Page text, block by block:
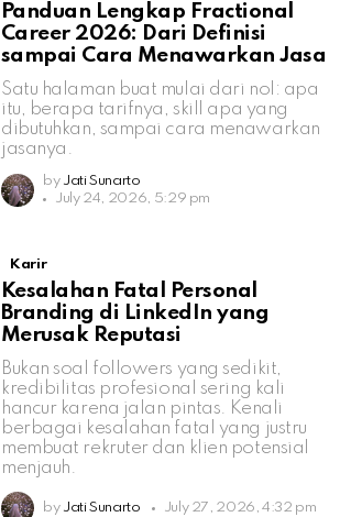
Panduan Lengkap Fractional
Career 2026: Dari Definisi
sampai Cara Menawarkan Jasa
Satu halaman buat mulai dari nol: apa
itu, berapa tarifnya, skill apa yang
dibutuhkan, sampai cara menawarkan
jasanya.
by Jati Sunarto
July 24, 2026, 5:29 pm
Karir
Kesalahan Fatal Personal
Branding di LinkedIn yang
Merusak Reputasi
Bukan soal followers yang sedikit,
kredibilitas profesional sering kali
hancur karena jalan pintas. Kenali
berbagai kesalahan fatal yang justru
membuat rekruter dan klien potensial
menjauh.
by Jati Sunarto July 27, 2026, 4:32 pm